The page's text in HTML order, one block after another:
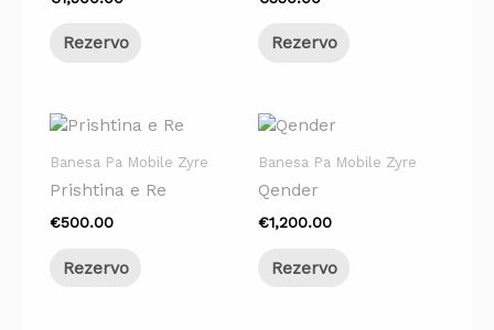
Rezervo Rezervo
Banesa Pa Mobile Zyre
Prishtina e Re
€500.00
Rezervo
Banesa Pa Mobile Zyre
Qender
€1,200.00
Rezervo